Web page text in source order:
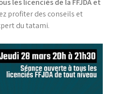
les licenciés de la FFJDA et
profiter des conseils et
du tatami.